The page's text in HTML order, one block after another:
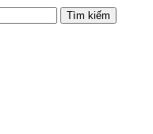
Tìm kiếm